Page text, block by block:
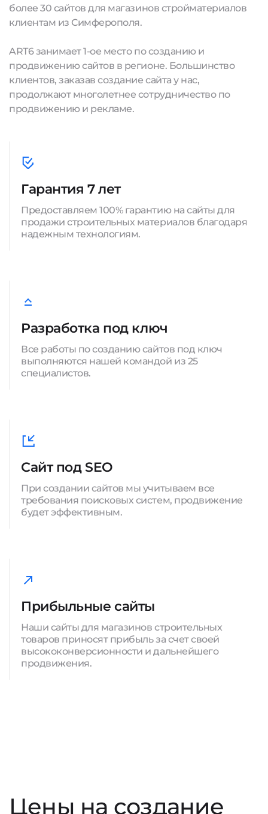
более 30 сайтов для магазинов стройматериалов
клиентам из Симферополя.
ART6 занимает 1-ое место по созданию и
продвижению сайтов в регионе. Большинство
клиентов, заказав создание сайта у нас,
продолжают многолетнее сотрудничество по
продвижению и рекламе.
Гарантия 7 лет
Предоставляем 100% гарантию на сайты для
продажи строительных материалов благодаря
надежным технологиям.
Разработка под ключ
Все работы по созданию сайтов под ключ
выполняются нашей командой из 25
специалистов.
Сайт под SEO
При создании сайтов мы учитываем все
требования поисковых систем, продвижение
будет эффективным.
Прибыльные сайты
Наши сайты для магазинов строительных
товаров приносят прибыль за счет своей
высококонверсионности и дальнейшего
продвижения.
Цены на создание